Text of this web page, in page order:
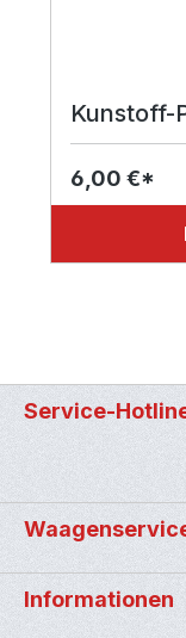
Kunstoff-
6,00 €*
Service-
Informationen